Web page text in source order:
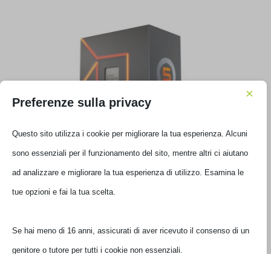
PROCESSORE AMD RYZEN 5 7600 5.2GHZ 6 CORE
100-100001015BOX
Preferenze sulla privacy
×
Questo sito utilizza i cookie per migliorare la tua esperienza. Alcuni
sono essenziali per il funzionamento del sito, mentre altri ci aiutano
ad analizzare e migliorare la tua esperienza di utilizzo. Esamina le
tue opzioni e fai la tua scelta.
Se hai meno di 16 anni, assicurati di aver ricevuto il consenso di un
genitore o tutore per tutti i cookie non essenziali.